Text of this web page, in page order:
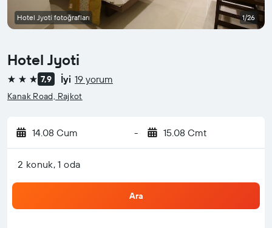
Hotel Jyoti
3 yıldız 7,9 İyi 19 yorum
Kanak Road, Rajkot
14.08 Cum - 15.08 Cmt
2 konuk, 1 oda
Ara
Hotel Jyoti fotoğrafları 1/26